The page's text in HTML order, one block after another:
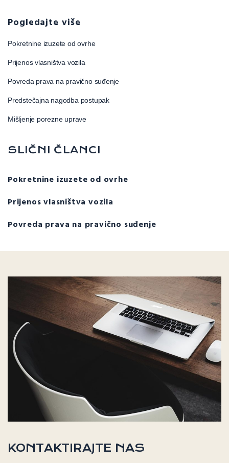
Pogledajte više
Pokretnine izuzete od ovrhe
Prijenos vlasništva vozila
Povreda prava na pravično suđenje
Predstečajna nagodba postupak
Mišljenje porezne uprave
SLIČNI ČLANCI
Pokretnine izuzete od ovrhe
Prijenos vlasništva vozila
Povreda prava na pravično suđenje
KONTAKTIRAJTE NAS